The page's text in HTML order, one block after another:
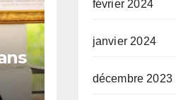
février 2024
janvier 2024
décembre 2023